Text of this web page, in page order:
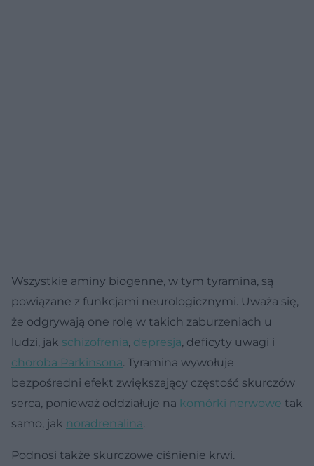
Wszystkie aminy biogenne, w tym tyramina, są
powiązane z funkcjami neurologicznymi. Uważa się,
że odgrywają one rolę w takich zaburzeniach u
ludzi, jak schizofrenia, depresja, deficyty uwagi i
choroba Parkinsona. Tyramina wywołuje
bezpośredni efekt zwiększający częstość skurczów
serca, ponieważ oddziałuje na komórki nerwowe tak
samo, jak noradrenalina.
Podnosi także skurczowe ciśnienie krwi.